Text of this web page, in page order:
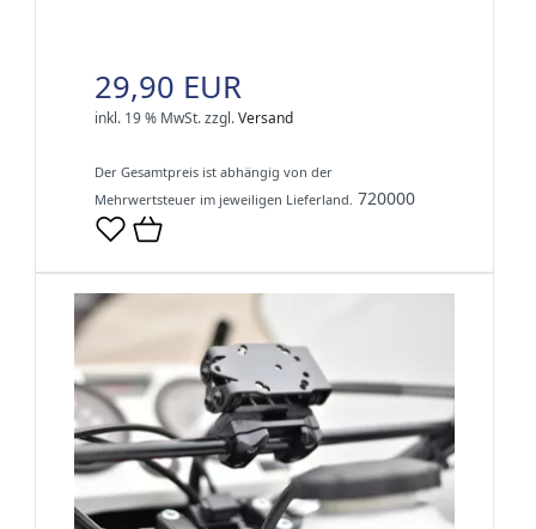
29,90 EUR
inkl. 19 % MwSt.zzgl.Versand
Der Gesamtpreis ist abhängig von der
Mehrwertsteuer im jeweiligen Lieferland. 720000